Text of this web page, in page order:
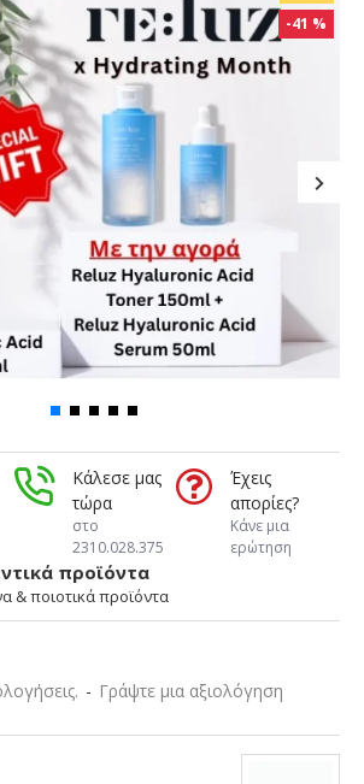
-41 %
Κάλεσε μας
τώρα
στο
2310.028.375
Έχεις
απορίες?
Κάνε μια
ερώτηση
προϊόντα
& ποιοτικά προϊόντα
- Γράψτε μια αξιολόγηση